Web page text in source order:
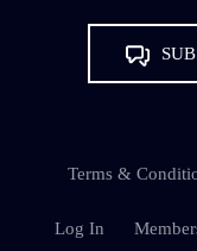
Terms &
Log In